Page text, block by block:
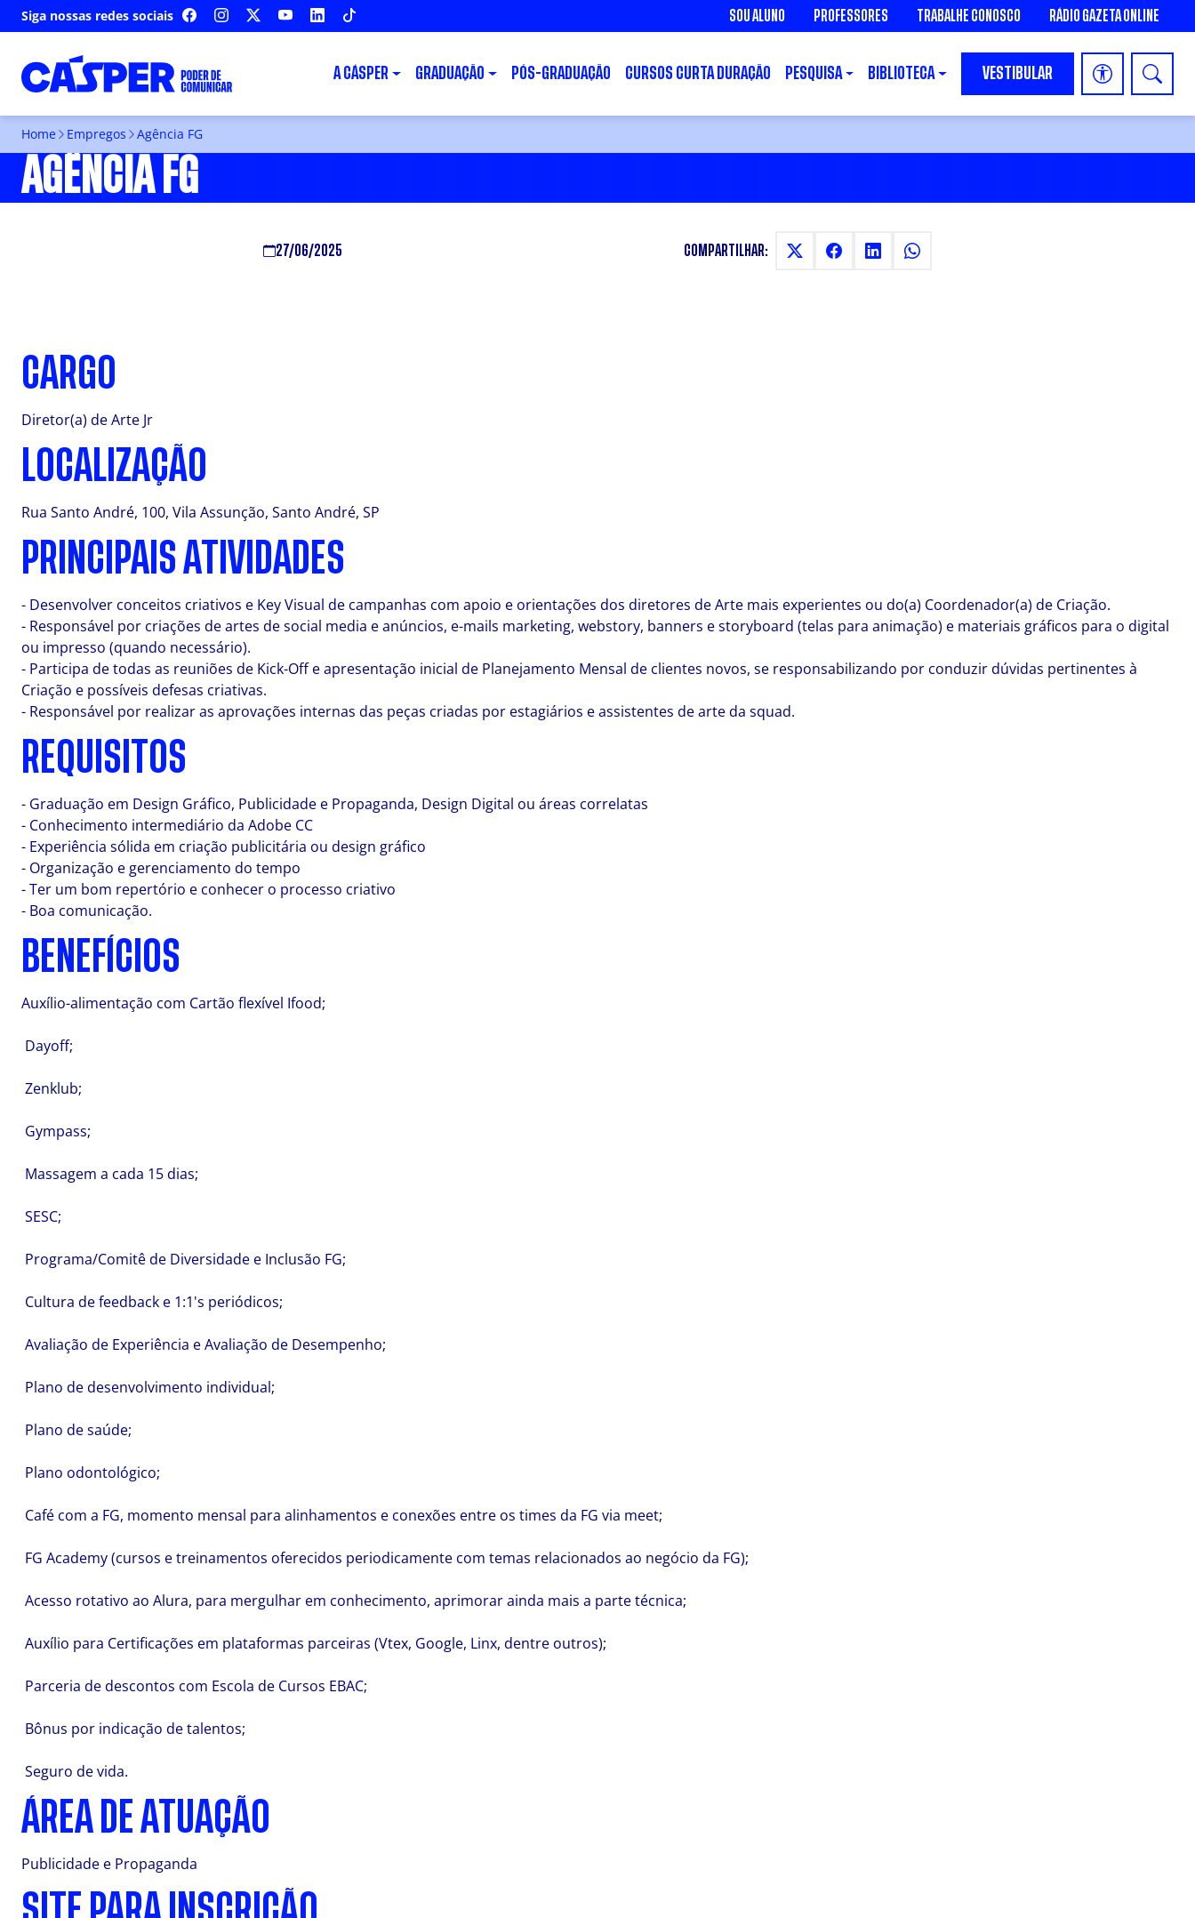
Siga nossas redes sociais FACEBOOKINSTAGRAM YOUTUBELINKEDIN SOU ALUNO PROFESSORES TRABALHE CONOSCO RÁDIO GAZETA ONLINE
A CÁSPER GRADUAÇÃO PÓS-GRADUAÇÃO CURSOS CURTA DURAÇÃO PESQUISA BIBLIOTECA VESTIBULAR
Home Empregos Agência FG
AGÊNCIA FG
27/06/2025 COMPARTILHAR:
CARGO
Diretor(a) de Arte Jr
LOCALIZAÇÃO
Rua Santo André, 100, Vila Assunção, Santo André, SP
PRINCIPAIS ATIVIDADES
- Desenvolver conceitos criativos e Key Visual de campanhas com apoio e orientações dos diretores de Arte mais experientes ou do(a) Coordenador(a) de Criação.
- Responsável por criações de artes de social media e anúncios, e-mails marketing, webstory, banners e storyboard (telas para animação) e materiais gráficos para o digital
ou impresso (quando necessário).
- Participa de todas as reuniões de Kick-Off e apresentação inicial de Planejamento Mensal de clientes novos, se responsabilizando por conduzir dúvidas pertinentes à
Criação e possíveis defesas criativas.
- Responsável por realizar as aprovações internas das peças criadas por estagiários e assistentes de arte da squad.
REQUISITOS
- Graduação em Design Gráfico, Publicidade e Propaganda, Design Digital ou áreas correlatas
- Conhecimento intermediário da Adobe CC
- Experiência sólida em criação publicitária ou design gráfico
- Organização e gerenciamento do tempo
- Ter um bom repertório e conhecer o processo criativo
- Boa comunicação.
BENEFÍCIOS
Auxílio-alimentação com Cartão flexível Ifood;
Dayoff;
Zenklub;
Gympass;
Massagem a cada 15 dias;
SESC;
Programa/Comitê de Diversidade e Inclusão FG;
Cultura de feedback e 1:1's periódicos;
Avaliação de Experiência e Avaliação de Desempenho;
Plano de desenvolvimento individual;
Plano de saúde;
Plano odontológico;
Café com a FG, momento mensal para alinhamentos e conexões entre os times da FG via meet;
FG Academy (cursos e treinamentos oferecidos periodicamente com temas relacionados ao negócio da FG);
Acesso rotativo ao Alura, para mergulhar em conhecimento, aprimorar ainda mais a parte técnica;
Auxílio para Certificações em plataformas parceiras (Vtex, Google, Linx, dentre outros);
Parceria de descontos com Escola de Cursos EBAC;
Bônus por indicação de talentos;
Seguro de vida.
ÁREA DE ATUAÇÃO
Publicidade e Propaganda
SITE PARA INSCRIÇÃO